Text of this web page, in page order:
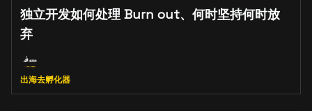
独立开发如何处理 Burn out、何时坚持何时放
弃
出海去孵化器